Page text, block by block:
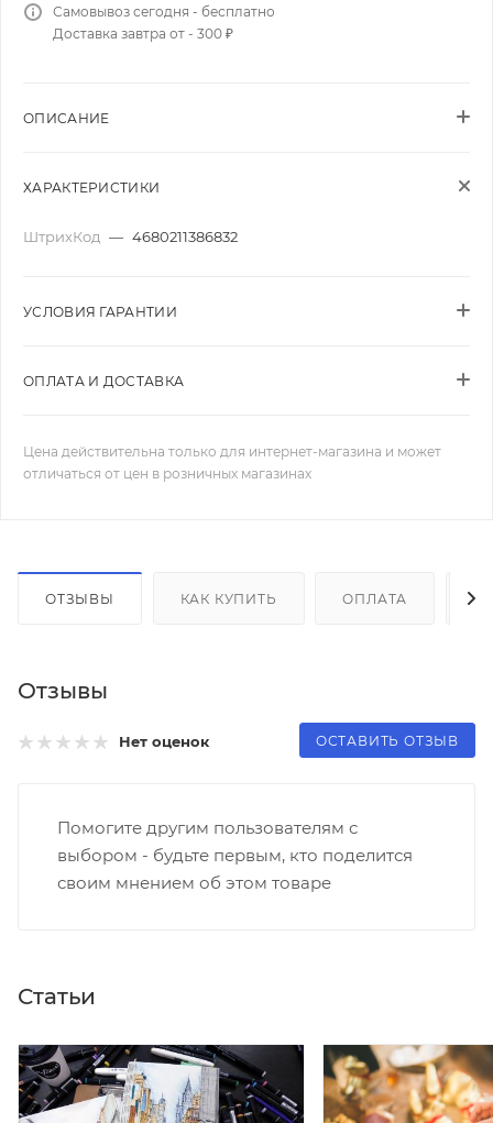
Самовывоз сегодня - бесплатно
Доставка завтра от - 300 ₽
ОПИСАНИЕ
ХАРАКТЕРИСТИКИ
ШтрихКод — 4680211386832
УСЛОВИЯ ГАРАНТИИ
ОПЛАТА И ДОСТАВКА
Цена действительна только для интернет-магазина и может
отличаться от цен в розничных магазинах
ОТЗЫВЫ КАК КУПИТЬ ОПЛАТА
Отзывы
Нет оценок ОСТАВИТЬ ОТЗЫВ
Помогите другим пользователям с
выбором - будьте первым, кто поделится
своим мнением об этом товаре
Статьи